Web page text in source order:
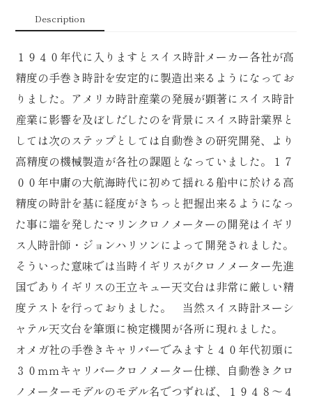
Description
１９４０年代に入りますとスイス時計メーカー各社が高
精度の手巻き時計を安定的に製造出来るようになってお
りました。アメリカ時計産業の発展が顕著にスイス時計
産業に影響を及ぼしだしたのを背景にスイス時計業界と
しては次のステップとしては自動巻きの研究開発、より
高精度の機械製造が各社の課題となっていました。１７
００年中庸の大航海時代に初めて揺れる船中に於ける高
精度の時計を基に経度がきちっと把握出来るようになっ
た事に端を発したマリンクロノメーターの開発はイギリ
ス人時計師・ジョンハリソンによって開発されました。
そういった意味では当時イギリスがクロノメーター先進
国でありイギリスの王立キュー天文台は非常に厳しい精
度テストを行っておりました。 当然スイス時計ヌーシ
ャテル天文台を筆頭に検定機関が各所に現れました。
オメガ社の手巻きキャリバーでみますと４０年代初頭に
３０ｍｍキャリバークロノメーター仕様、自動巻きクロ
ノメーターモデルのモデル名でつずれば、１９４８～４